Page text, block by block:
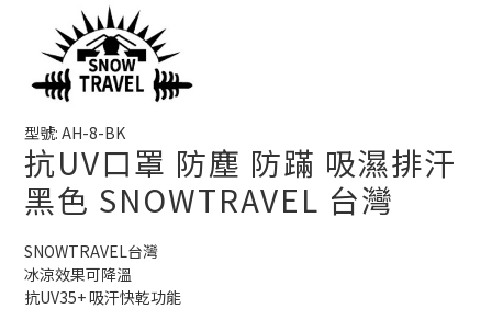
型號: AH-8-BK
抗UV口罩 防塵 防蹣 吸濕排汗
黑色 SNOWTRAVEL 台灣
SNOWTRAVEL台灣
冰涼效果可降溫
抗UV35+ 吸汗快乾功能